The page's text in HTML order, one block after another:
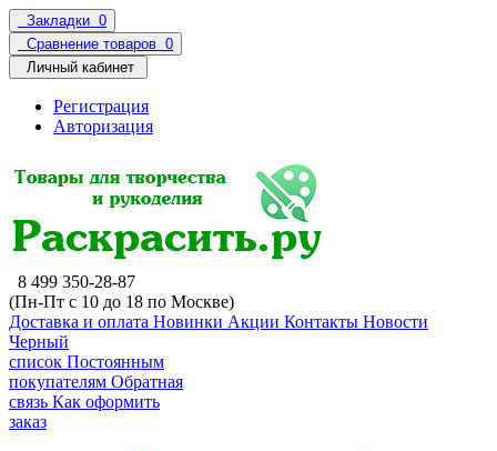
Закладки 0
Сравнение товаров 0
Личный кабинет
Регистрация
Авторизация
8 499 350-28-87
(Пн-Пт с 10 до 18 по Москве)
Доставка и оплата Новинки Акции Контакты Новости
Черный
список Постоянным
покупателям Обратная
связь Как оформить
заказ